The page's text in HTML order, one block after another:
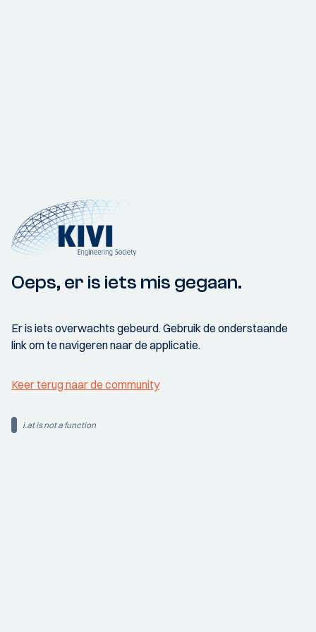
Oeps, er is iets mis gegaan.
Er is iets overwachts gebeurd. Gebruik de onderstaande
link om te navigeren naar de applicatie.
Keer terug naar de community
i.at is not a function